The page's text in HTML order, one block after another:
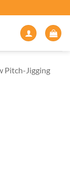
Pitch-Jigging